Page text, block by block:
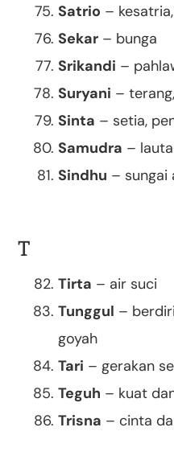
Satrio –
Sekar – bunga
Srikandi –
Suryani –
Sinta – setia,
Samudra –
Sindhu – sungai
T
Tirta – air suci
Tunggul –
goyah
Tari – gerakan
Teguh – kuat
Trisna – cinta